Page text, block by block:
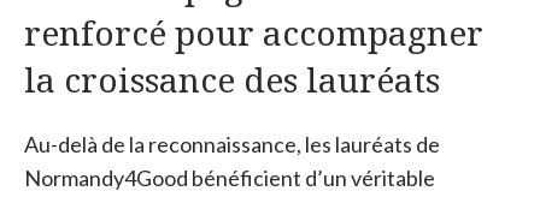
renforcé pour accompagner
la croissance des lauréats
Au-delà de la reconnaissance, les lauréats de
Normandy4Good bénéficient d’un véritable